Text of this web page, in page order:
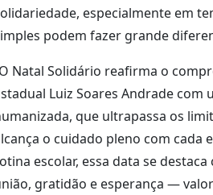
especialmente em
podem fazer grande
Natal Solidário reafirma o
Luiz Soares Andrade com
que ultrapassa os
o cuidado pleno com cada
escolar, essa data se
gratidão e esperança —